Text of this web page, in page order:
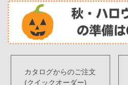
カタログからのご注文
(クイックオーダー)